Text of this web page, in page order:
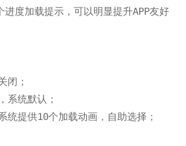
进度加载提示，可以明显提升APP友好
闭；
系统默认；
统提供10个加载动画，自助选择；